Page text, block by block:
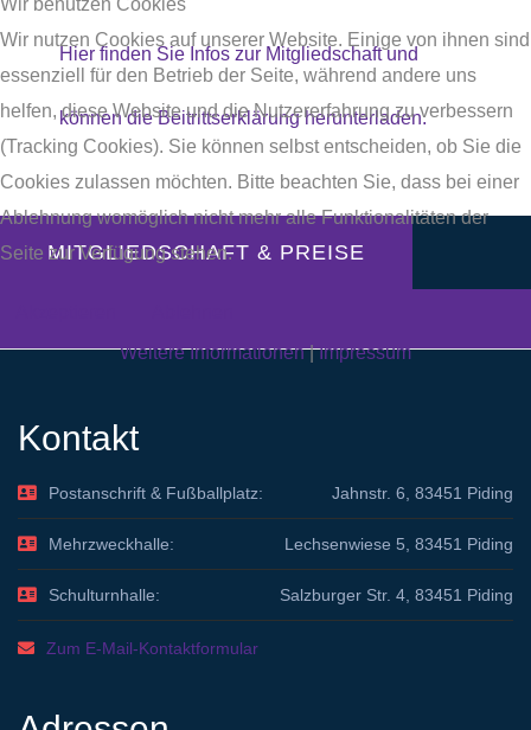
Hier finden Sie Infos zur Mitgliedschaft und
können die Beitrittserklärung herunterladen.
MITGLIEDSCHAFT & PREISE
Kontakt
Postanschrift & Fußballplatz: Jahnstr. 6, 83451 Piding
Mehrzweckhalle: Lechsenwiese 5, 83451 Piding
Schulturnhalle: Salzburger Str. 4, 83451 Piding
Zum E-Mail-Kontaktformular
Wir nutzen Cookies auf unserer Website. Einige von ihnen sind
essenziell für den Betrieb der Seite, während andere uns
helfen, diese Website und die Nutzererfahrung zu verbessern
(Tracking Cookies). Sie können selbst entscheiden, ob Sie die
Cookies zulassen möchten. Bitte beachten Sie, dass bei einer
Ablehnung womöglich nicht mehr alle Funktionalitäten der
Seite zur Verfügung stehen.
Weitere Informationen|Impressum